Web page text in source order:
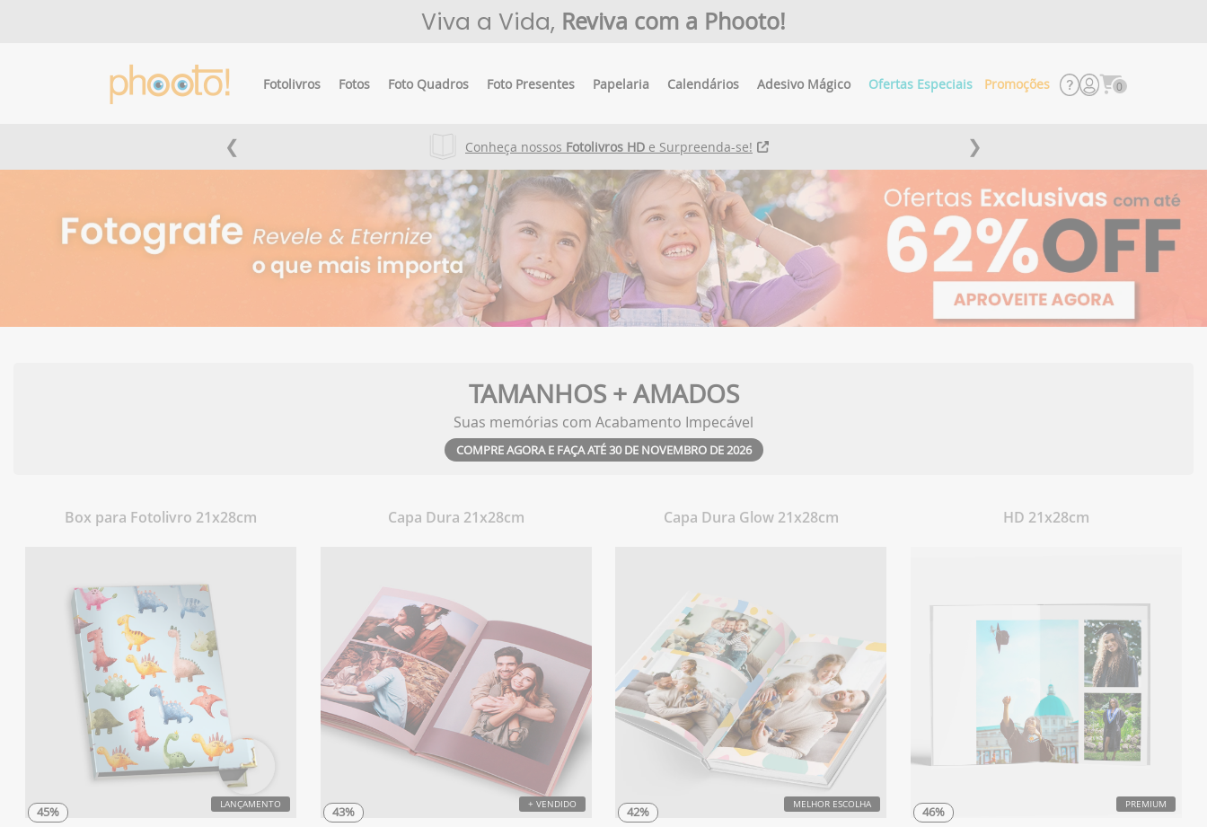
Viva a Vida, Reviva com a Phooto!
Fotolivros Fotos Foto Quadros Foto Presentes Papelaria Calendários Adesivo Mágico Ofertas Especiais Promoções 0
❮ Conheça nossos Fotolivros HD e Surpreenda-se! ❯
TAMANHOS + AMADOS
Suas memórias com Acabamento Impecável
COMPRE AGORA E FAÇA ATÉ 30 DE NOVEMBRO DE 2026
Box para Fotolivro 21x28cm
45%
LANÇAMENTO
Capa Dura 21x28cm
43%
+ VENDIDO
Capa Dura Glow 21x28cm
42%
MELHOR ESCOLHA
HD 21x28cm
46%
PREMIUM